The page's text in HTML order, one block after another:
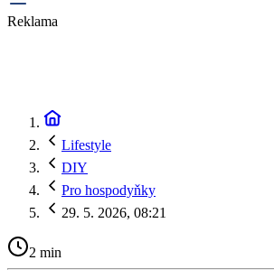
Reklama
Lifestyle
DIY
Pro hospodyňky
29. 5. 2026, 08:21
2 min